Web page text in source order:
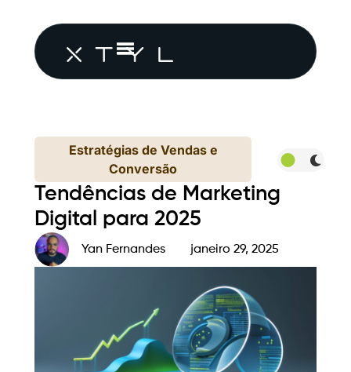
Estratégias de Vendas e
Conversão
Tendências de Marketing
Digital para 2025
Yan Fernandes janeiro 29, 2025